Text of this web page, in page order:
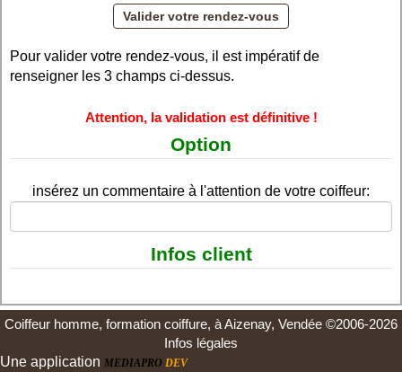
Pour valider votre rendez-vous, il est impératif de
renseigner les 3 champs ci-dessus.
Attention, la validation est définitive !
Option
insérez un commentaire à l'attention de votre coiffeur:
Infos client
Coiffeur homme, formation coiffure, à Aizenay, Vendée ©2006-2026
Infos légales
Une application MEDIAPRO DEV